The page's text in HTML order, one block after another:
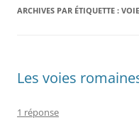
ARCHIVES PAR ÉTIQUETTE :
Les voies
1 réponse